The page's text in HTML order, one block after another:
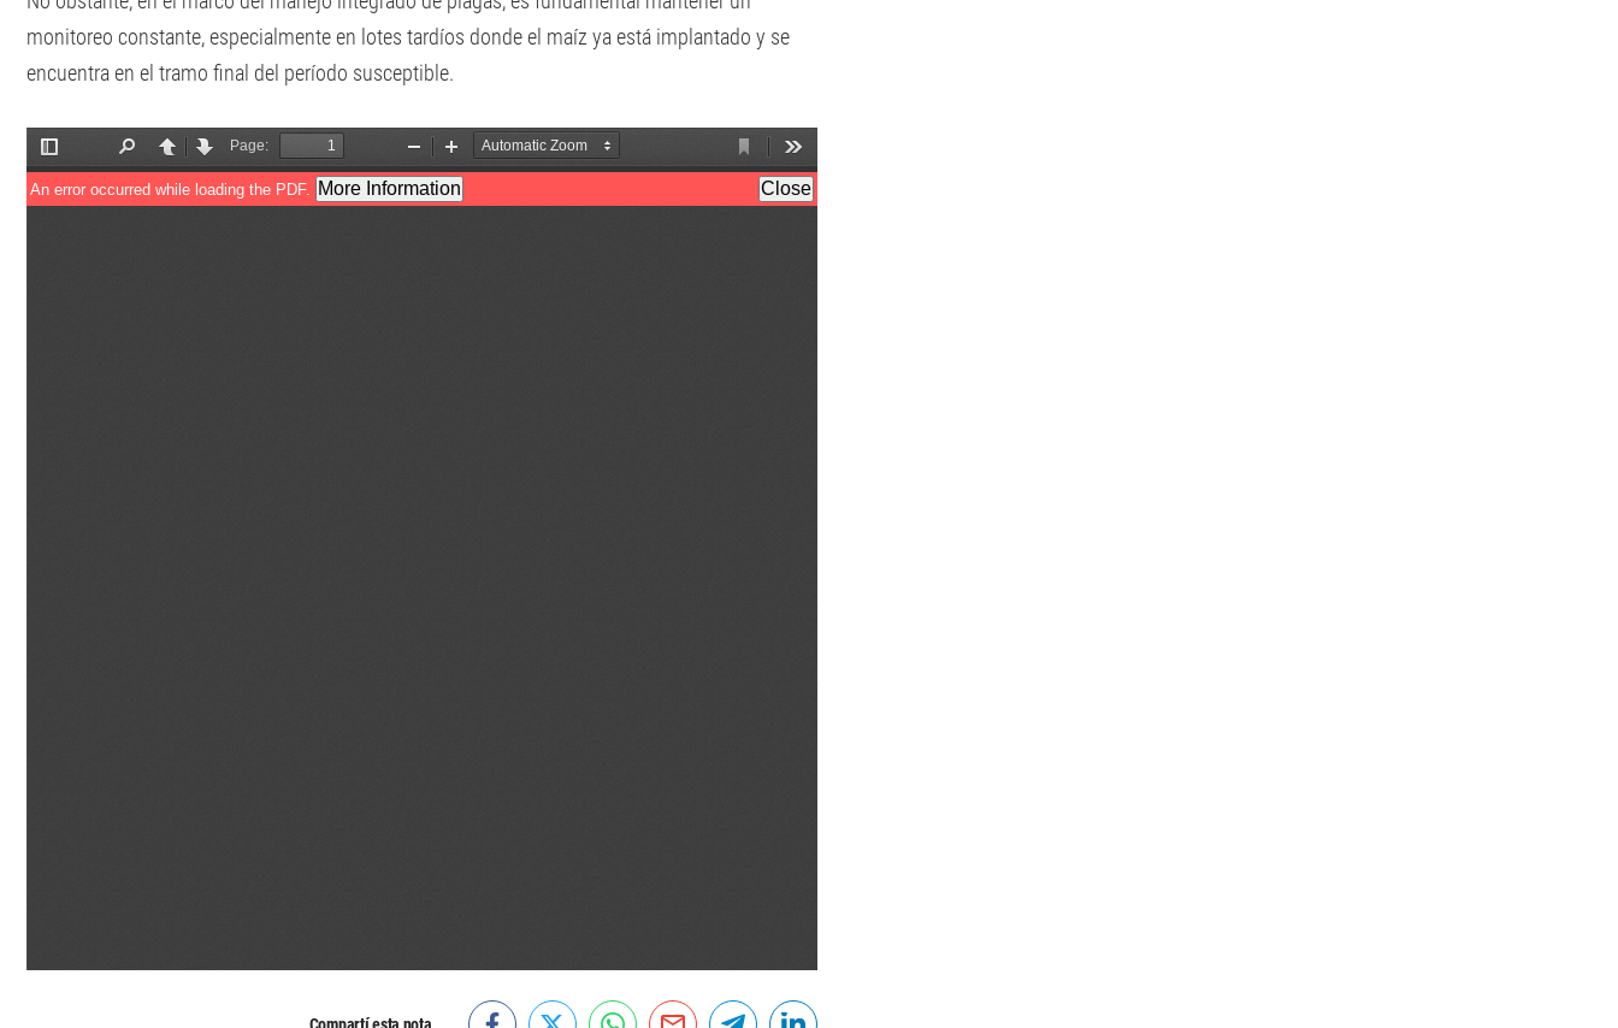
monitoreo constante, especialmente en lotes tardíos donde el maíz ya está implantado y se
encuentra en el tramo final del período susceptible.
Compartí esta nota